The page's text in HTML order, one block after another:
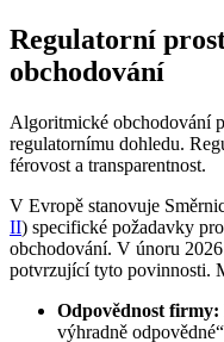
Regulatorní
obchodování
Algoritmické obchodování
regulatornímu dohledu.
férovost a transparentnost.
V Evropě stanovuje
II) specifické požadavky
obchodování. V únoru
potvrzující tyto povinnosti.
Odpovědnost firmy:
výhradně